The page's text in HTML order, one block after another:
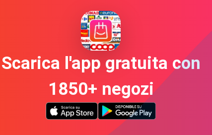
Scarica l'app gratuita con
1850+ negozi